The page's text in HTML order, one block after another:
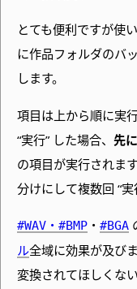
とても便利ですが使
に作品フォルダのバ
します。
項目は上から順に実
“実行” した場合、 先
の項目が実行されま
分けにして複数回 “実
#WAV ・ #BMP ・ #BGA
ル全域に効果が及びま
変換されてほしくな